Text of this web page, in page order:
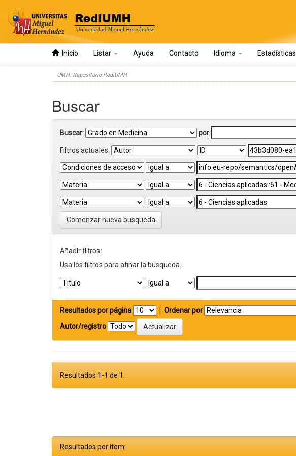
Inicio Listar Ayuda Contacto Idioma Estadísticas
UMH: Repositorio RediUMH
Buscar
Buscar: por
Filtros actuales:
Comenzar nueva busqueda
Añadir filtros:
Usa los filtros para afinar la busqueda.
Resultados por página Ordenar por
Autor/registro
Resultados 1-1 de 1.
Resultados por ítem: